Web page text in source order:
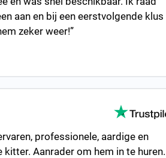
aan en bij een eerstvolgende klus
zeker weer!”
professionele, aardige en
kitter. Aanrader om hem in te huren.